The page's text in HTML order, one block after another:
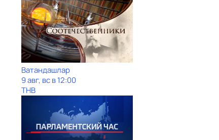
Ватандашлар
9 авг, вс в 12:00
ТНВ